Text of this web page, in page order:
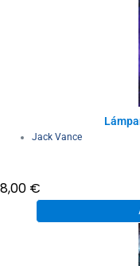
Jack Vance
8,00 €